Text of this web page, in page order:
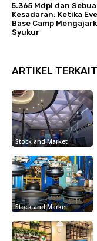
5.365 Mdpl dan
Kesadaran: Ketika
Base Camp
Syukur
ARTIKEL TERKAIT
Stock and Market
Stock and Market